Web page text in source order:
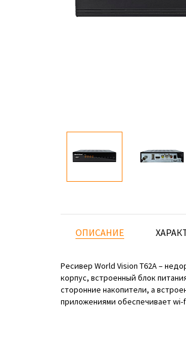
ОПИСАНИЕ
Ресивер World Vision T62A –
корпус, встроенный блок
сторонние накопители, а
приложениями обеспечивает wi-